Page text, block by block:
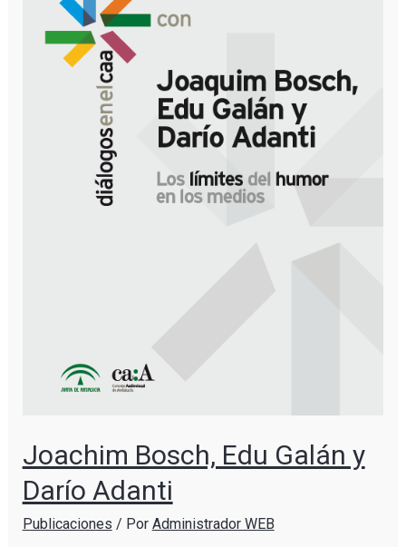
Joachim Bosch, Edu Galán y
Darío Adanti
Publicaciones / Por Administrador WEB